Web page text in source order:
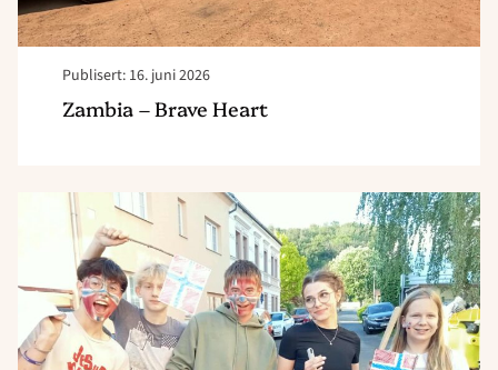
Publisert: 16. juni 2026
Zambia – Brave Heart
Read
article
"Tsjekka
x2
team"